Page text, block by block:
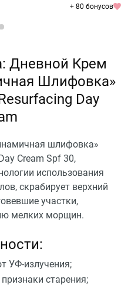
+ 80 бонусов
Дневной Крем
Шлифовка»
Day
шлифовка»
Cream Spf 30,
использования
скрабирует верхний
участки,
мелких морщин.
УФ-излучения;
старения;